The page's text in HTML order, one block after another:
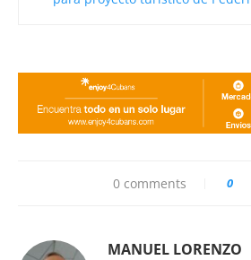
0 comments 0
MANUEL LORENZO